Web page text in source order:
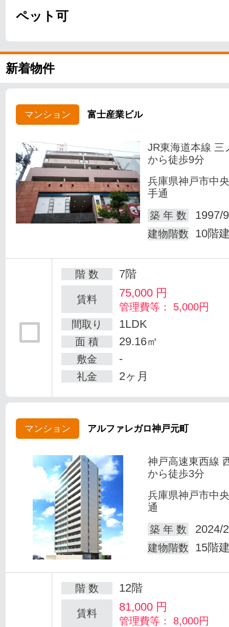
ペット可
新着物件
マンション 富士産業ビル
JR東海道本線 三
から徒歩9分
兵庫県神戸市中
手通
築 年 数
1997/
建物階数 10階
階 数 7階
賃料 75,000 円
管理費等： 5,000円
間取り
1LDK
面 積 29.16㎡
敷金 -
礼金 2ヶ月
マンション アルファレガロ神戸元町
神戸高速東西線
から徒歩3分
兵庫県神戸市中
通
築 年 数
2024/
建物階数 15階
階 数 12階
賃料 81,000 円
管理費等： 8,000円